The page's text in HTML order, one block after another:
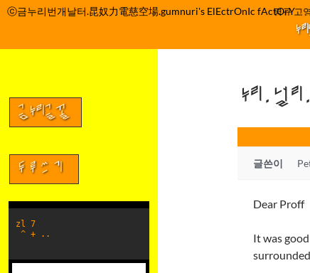
컨
기
ⓒ금누리번개날터.昆奴力電慈空場.gumnuri's ElEctrOnIc fActOrY
박정관 조명규 고
누
누리.널
글쓴이
Dear Proff
It was
금누리글꼴
두루쓰기
zl 7
^ + ..